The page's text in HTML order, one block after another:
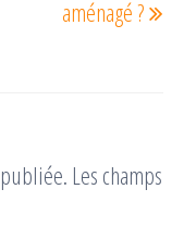
aménagé ?
Les champs